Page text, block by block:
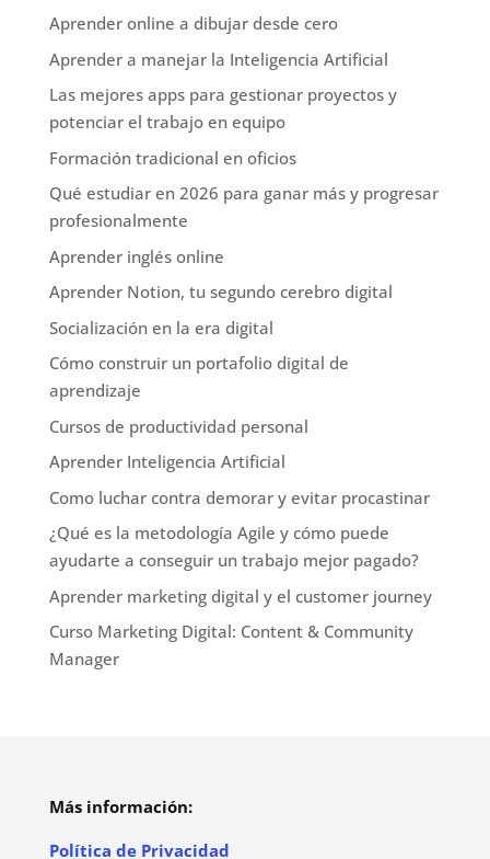
Aprender online a dibujar desde cero
Aprender a manejar la Inteligencia Artificial
Las mejores apps para gestionar proyectos y
potenciar el trabajo en equipo
Formación tradicional en oficios
Qué estudiar en 2026 para ganar más y progresar
profesionalmente
Aprender inglés online
Aprender Notion, tu segundo cerebro digital
Socialización en la era digital
Cómo construir un portafolio digital de
aprendizaje
Cursos de productividad personal
Aprender Inteligencia Artificial
Como luchar contra demorar y evitar procastinar
¿Qué es la metodología Agile y cómo puede
ayudarte a conseguir un trabajo mejor pagado?
Aprender marketing digital y el customer journey
Curso Marketing Digital: Content & Community
Manager
Más información:
Política de Privacidad